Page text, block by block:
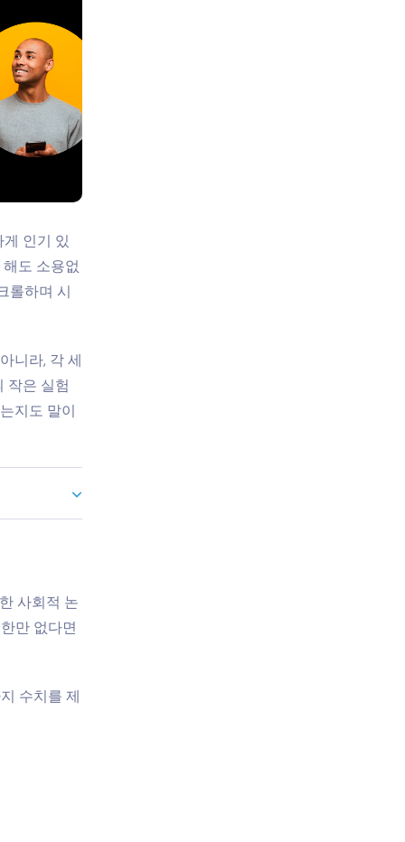
인기 있
도 소용없
롤하며 시
니라, 각 세
작은 실험
지도 말이
사회적 논
만 없다면
수치를 제